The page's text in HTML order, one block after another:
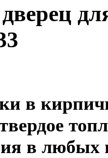
в
в любых